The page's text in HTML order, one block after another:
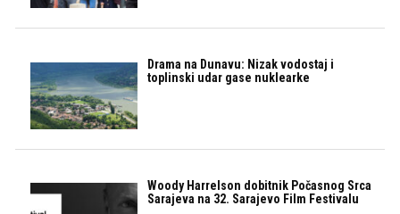
Drama na Dunavu: Nizak vodostaj i
toplinski udar gase nuklearke
Woody Harrelson dobitnik Počasnog Srca
Sarajeva na 32. Sarajevo Film Festivalu